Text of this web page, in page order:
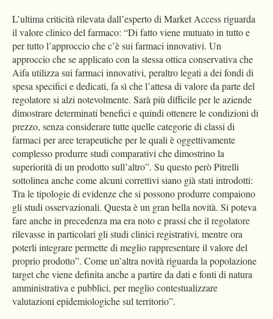
L’ultima criticità rilevata dall’esperto di Market Access riguarda
il valore clinico del farmaco: “Di fatto viene mutuato in tutto e
per tutto l’approccio che c’è sui farmaci innovativi. Un
approccio che se applicato con la stessa ottica conservativa che
Aifa utilizza sui farmaci innovativi, peraltro legati a dei fondi di
spesa specifici e dedicati, fa sì che l’attesa di valore da parte del
regolatore si alzi notevolmente. Sarà più difficile per le aziende
dimostrare determinati benefici e quindi ottenere le condizioni di
prezzo, senza considerare tutte quelle categorie di classi di
farmaci per aree terapeutiche per le quali è oggettivamente
complesso produrre studi comparativi che dimostrino la
superiorità di un prodotto sull’altro”. Su questo però Pitrelli
sottolinea anche come alcuni correttivi siano già stati introdotti:
Tra le tipologie di evidenze che si possono produrre compaiono
gli studi osservazionali. Questa è un gran bella novità. Si poteva
fare anche in precedenza ma era noto e prassi che il regolatore
rilevasse in particolari gli studi clinici registrativi, mentre ora
poterli integrare permette di meglio rappresentare il valore del
proprio prodotto”. Come un’altra novità riguarda la popolazione
target che viene definita anche a partire da dati e fonti di natura
amministrativa e pubblici, per meglio contestualizzare
valutazioni epidemiologiche sul territorio”.